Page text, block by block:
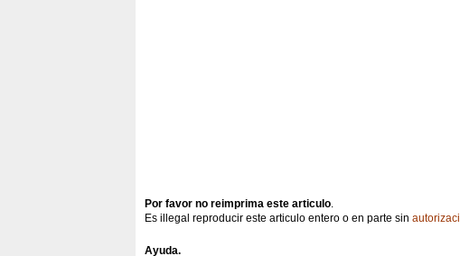
Por favor no reimprima este articulo.
Es illegal reproducir este articulo entero o en parte sin
Ayuda.